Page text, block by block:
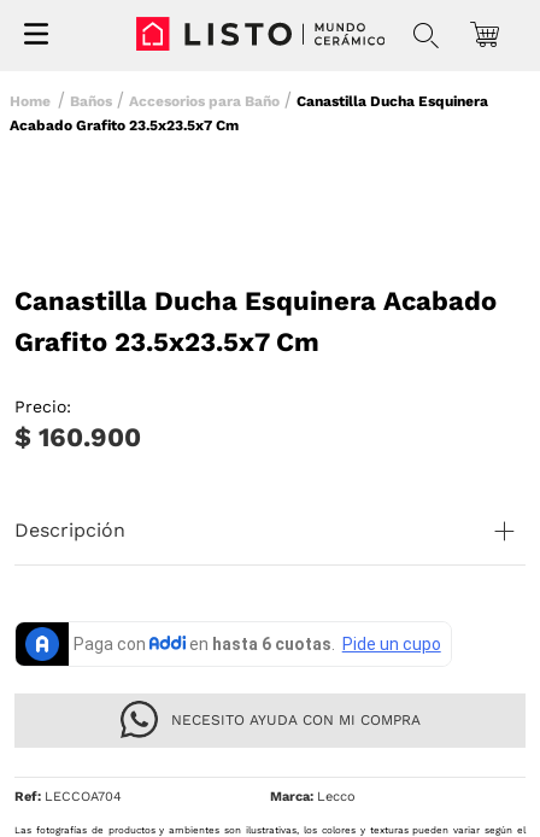
Baños Accesorios para Baño
Canastilla Ducha Esquinera
Acabado Grafito 23.5x23.5x7 Cm
Canastilla Ducha Esquinera Acabado
Grafito 23.5x23.5x7 Cm
Precio:
$ 160.900
Descripción
NECESITO AYUDA CON MI COMPRA
Ref: LECCOA704 Lecco
Las fotografías de productos y ambientes son ilustrativas, los colores y texturas pueden variar según el